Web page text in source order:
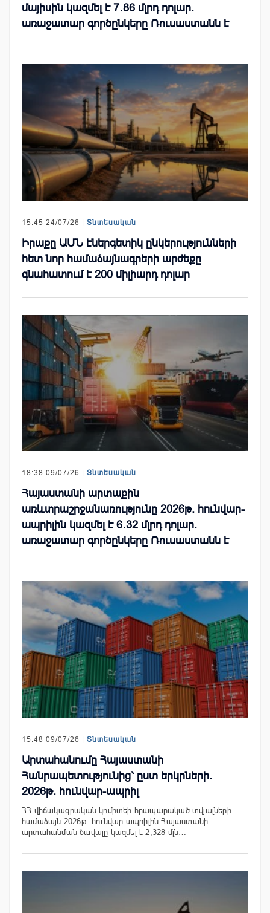
մայիսին կազմել է 7․86 մլրդ դոլար.
առաջատար գործընկերը Ռուսաստանն է
15:45 24/07/26 | Տնտեսական
Իրաքը ԱՄՆ էներգետիկ ընկերությունների
հետ նոր համաձայնագրերի արժեքը
գնահատում է 200 միլիարդ դոլար
18:38 09/07/26 | Տնտեսական
Հայաստանի արտաքին
առևտրաշրջանառությունը 2026թ. հունվար-
ապրիլին կազմել է 6․32 մլրդ դոլար.
առաջատար գործընկերը Ռուսաստանն է
15:48 09/07/26 | Տնտեսական
Արտահանումը Հայաստանի
Հանրապետությունից՝ ըստ երկրների.
2026թ. հունվար-ապրիլ
ՀՀ վիճակագրական կոմիտեի հրապարակած տվյալների
համաձայն 2026թ. հունվար-ապրիլին Հայաստանի
արտահանման ծավալը կազմել է 2,328 մլն…